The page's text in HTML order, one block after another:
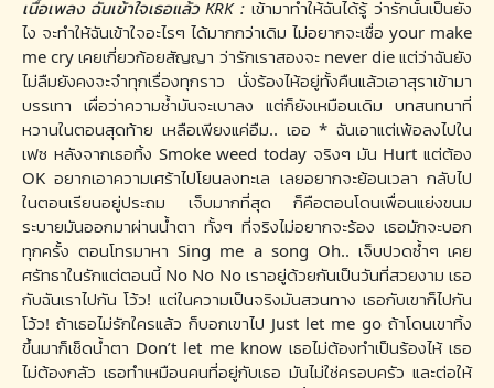
เนื้อเพลง ฉันเข้าใจเธอแล้ว KRK : เข้ามาทำให้ฉันได้รู้ ว่ารักนั้นเป็นยัง
ไง จะทำให้ฉันเข้าใจอะไรๆ ได้มากกว่าเดิม ไม่อยากจะเชื่อ your make
me cry เคยเกี่ยวก้อยสัญญา ว่ารักเราสองจะ never die แต่ว่าฉันยัง
ไม่ลืมยังคงจะจำทุกเรื่องทุกราว นั่งร้องไห้อยู่ทั้งคืนแล้วเอาสุราเข้ามา
บรรเทา เผื่อว่าความช้ำมันจะเบาลง แต่ก็ยังเหมือนเดิม บทสนทนาที่
หวานในตอนสุดท้าย เหลือเพียงแค่อืม.. เออ * ฉันเอาแต่เพ้อลงไปใน
เฟซ หลังจากเธอทิ้ง Smoke weed today จริงๆ มัน Hurt แต่ต้อง
OK อยากเอาความเศร้าไปโยนลงทะเล เลยอยากจะย้อนเวลา กลับไป
ในตอนเรียนอยู่ประถม เจ็บมากที่สุด ก็คือตอนโดนเพื่อนแย่งขนม
ระบายมันออกมาผ่านน้ำตา ทั้งๆ ที่จริงไม่อยากจะร้อง เธอมักจะบอก
ทุกครั้ง ตอนโทรมาหา Sing me a song Oh.. เจ็บปวดซ้ำๆ เคย
ศรัทธาในรักแต่ตอนนี้ No No No เราอยู่ด้วยกันเป็นวันที่สวยงาม เธอ
กับฉันเราไปกัน โว้ว! แต่ในความเป็นจริงมันสวนทาง เธอกับเขาก็ไปกัน
โว้ว! ถ้าเธอไม่รักใครแล้ว ก็บอกเขาไป Just let me go ถ้าโดนเขาทิ้ง
ขึ้นมาก็เช็ดน้ำตา Don’t let me know เธอไม่ต้องทำเป็นร้องไห้ เธอ
ไม่ต้องกลัว เธอทำเหมือนคนที่อยู่กับเธอ มันไม่ใช่ครอบครัว และต่อให้